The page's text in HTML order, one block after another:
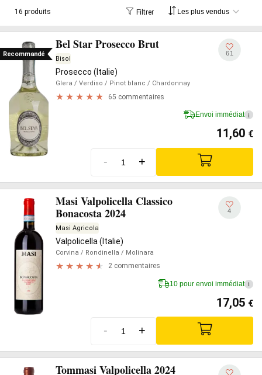
, (l’École Œnologique de Conegliano) l'un des
centres d'excellence mondiaux dans le secteur, est toujours
16 produits Filtrer
Recommandé
Bel Star Prosecco Brut
Bisol
Prosecco (Italie)
Glera / Verdiso / Pinot blanc / Chardonnay
65 commentaires
61
Envoi immédiat i
11,60 €
- +
Masi Valpolicella Classico
Bonacosta 2024
Masi Agricola
Valpolicella (Italie)
Corvina / Rondinella / Molinara
2 commentaires
4
10 pour envoi immédiat i
17,05 €
- +
Tommasi Valpolicella 2024